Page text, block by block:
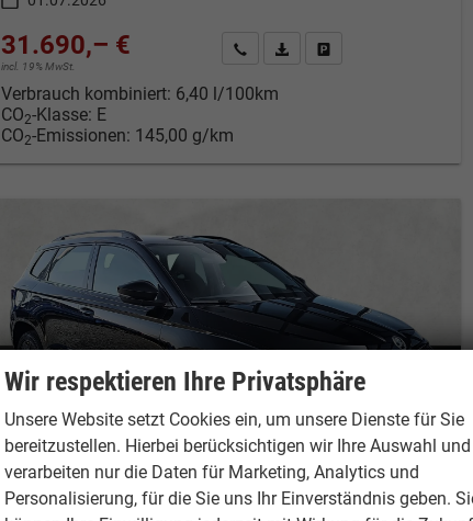
31.690,– €
incl. 19% MwSt.
Kontakt & Angebot anfordern
PDF-Datei, Fahrzeugexposé
Fahrzeug merken/
Verbrauch kombiniert: 6,40 l/100km
CO2-Klasse: E
CO2-Emissionen: 145,00 g/km
Wir respektieren Ihre Privatsphäre
Unsere Website setzt Cookies ein, um unsere Dienste für Sie
bereitzustellen. Hierbei berücksichtigen wir Ihre Auswahl und
verarbeiten nur die Daten für Marketing, Analytics und
Personalisierung, für die Sie uns Ihr Einverständnis geben.